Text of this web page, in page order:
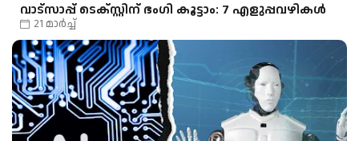
വാട്‌സാപ്പ് ടെക്സ്റ്റിന് ഭംഗി കൂട്ടാം: 7 എളുപ്പവഴികൾ
21 മാർച്ച്